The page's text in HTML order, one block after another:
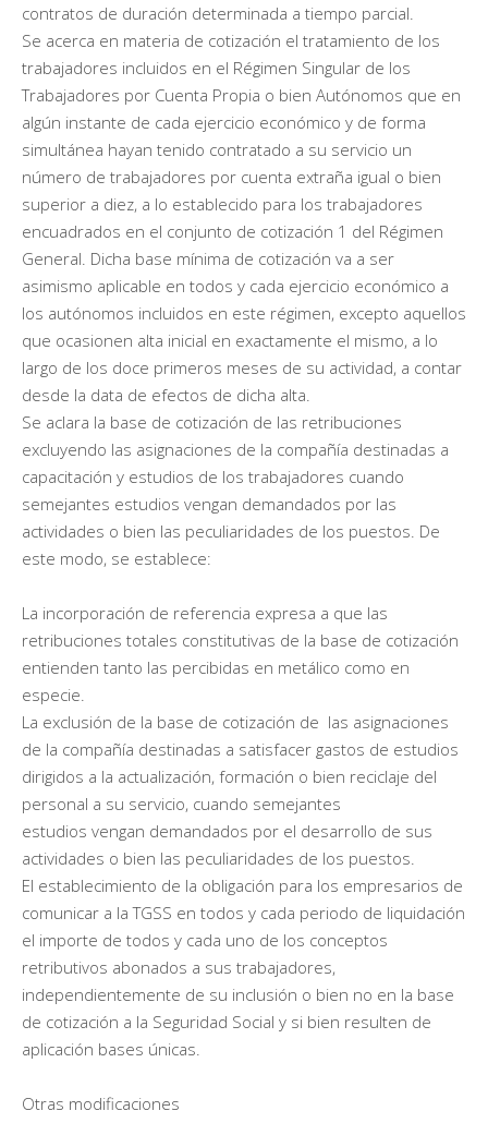
contratos de duración determinada a tiempo parcial.
Se acerca en materia de cotización el tratamiento de los
trabajadores incluidos en el Régimen Singular de los
Trabajadores por Cuenta Propia o bien Autónomos que en
algún instante de cada ejercicio económico y de forma
simultánea hayan tenido contratado a su servicio un
número de trabajadores por cuenta extraña igual o bien
superior a diez, a lo establecido para los trabajadores
encuadrados en el conjunto de cotización 1 del Régimen
General. Dicha base mínima de cotización va a ser
asimismo aplicable en todos y cada ejercicio económico a
los autónomos incluidos en este régimen, excepto aquellos
que ocasionen alta inicial en exactamente el mismo, a lo
largo de los doce primeros meses de su actividad, a contar
desde la data de efectos de dicha alta.
Se aclara la base de cotización de las retribuciones
excluyendo las asignaciones de la compañía destinadas a
capacitación y estudios de los trabajadores cuando
semejantes estudios vengan demandados por las
actividades o bien las peculiaridades de los puestos. De
este modo, se establece:
La incorporación de referencia expresa a que las
retribuciones totales constitutivas de la base de cotización
entienden tanto las percibidas en metálico como en
especie.
La exclusión de la base de cotización de las asignaciones
de la compañía destinadas a satisfacer gastos de estudios
dirigidos a la actualización, formación o bien reciclaje del
personal a su servicio, cuando semejantes
estudios vengan demandados por el desarrollo de sus
actividades o bien las peculiaridades de los puestos.
El establecimiento de la obligación para los empresarios de
comunicar a la TGSS en todos y cada periodo de liquidación
el importe de todos y cada uno de los conceptos
retributivos abonados a sus trabajadores,
independientemente de su inclusión o bien no en la base
de cotización a la Seguridad Social y si bien resulten de
aplicación bases únicas.
Otras modificaciones